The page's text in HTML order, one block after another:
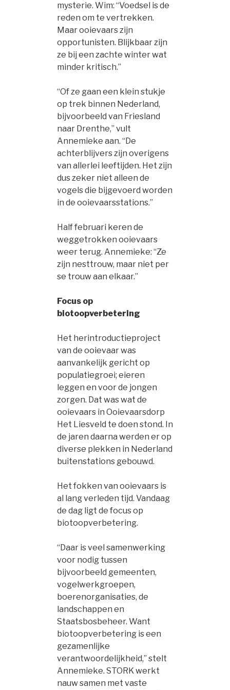
mysterie. Wim: “Voedsel is de
reden om te vertrekken.
Maar ooievaars zijn
opportunisten. Blijkbaar zijn
ze bij een zachte winter wat
minder kritisch.”
“Of ze gaan een klein stukje
op trek binnen Nederland,
bijvoorbeeld van Friesland
naar Drenthe,” vult
Annemieke aan. “De
achterblijvers zijn overigens
van allerlei leeftijden. Het zijn
dus zeker niet alleen de
vogels die bijgevoerd worden
in de ooievaarsstations.”
Half februari keren de
weggetrokken ooievaars
weer terug. Annemieke: “Ze
zijn nesttrouw, maar niet per
se trouw aan elkaar.”
Focus op
biotoopverbetering
Het herintroductieproject
van de ooievaar was
aanvankelijk gericht op
populatiegroei; eieren
leggen en voor de jongen
zorgen. Dat was wat de
ooievaars in Ooievaarsdorp
Het Liesveld te doen stond. In
de jaren daarna werden er op
diverse plekken in Nederland
buitenstations gebouwd.
Het fokken van ooievaars is
al lang verleden tijd. Vandaag
de dag ligt de focus op
biotoopverbetering.
“Daar is veel samenwerking
voor nodig tussen
bijvoorbeeld gemeenten,
vogelwerkgroepen,
boerenorganisaties, de
landschappen en
Staatsbosbeheer. Want
biotoopverbetering is een
gezamenlijke
verantwoordelijkheid,” stelt
Annemieke. STORK werkt
nauw samen met vaste